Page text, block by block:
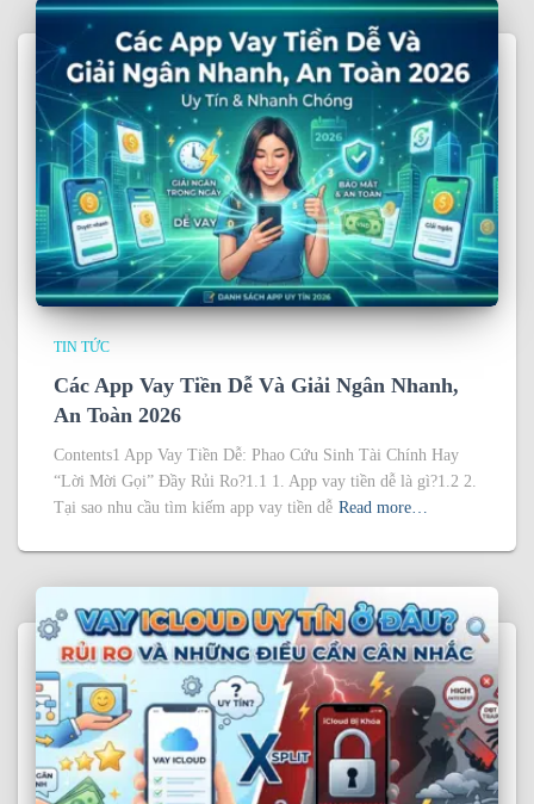
TIN TỨC
Các App Vay Tiền Dễ Và Giải Ngân Nhanh,
An Toàn 2026
Contents1 App Vay Tiền Dễ: Phao Cứu Sinh Tài Chính Hay
“Lời Mời Gọi” Đầy Rủi Ro?1.1 1. App vay tiền dễ là gì?1.2 2.
Tại sao nhu cầu tìm kiếm app vay tiền dễ Read more…